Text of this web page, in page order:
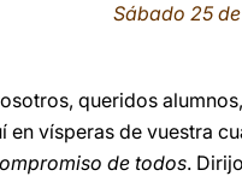
Sábado 25
queridos
en vísperas de vuestra
de todos.